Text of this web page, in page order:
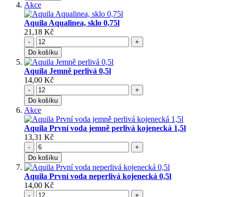
Akce
Aquila Aqualinea, sklo 0,75l
21,18 Kč
-
+
Do košíku
Aquila Jemně perlivá 0,5l
14,00 Kč
-
+
Do košíku
Akce
Aquila První voda jemně perlivá kojenecká 1,5l
13,31 Kč
-
+
Do košíku
Aquila První voda neperlivá kojenecká 0,5l
14,00 Kč
- +